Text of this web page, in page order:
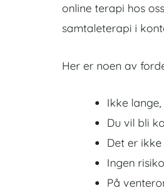
online terapi hos
samtaleterapi i
Her er noen av
Ikke
Du vil bli
Det er
Ingen
På